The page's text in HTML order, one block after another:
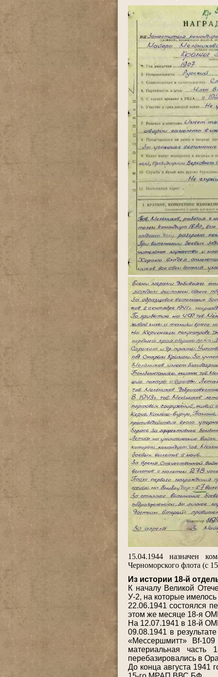
15.04.1944 назначен
Черноморского флота (с
Из истории 18-й
К началу Великой
У-2, на которые
22.06.1941 состоялся
этом же месяце 18-я
На 12.07.1941 в 18-й
09.08.1941 в
«Мессершмитт» Bf-
материальная часть
перебазировались в
До конца августа 1941